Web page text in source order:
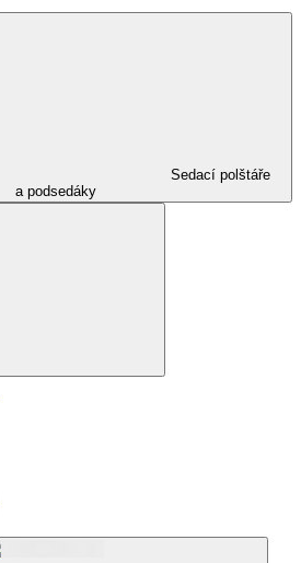
Sedací polštáře
a podsedáky